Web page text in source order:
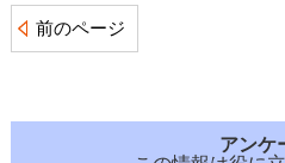
前のページ
アンケ